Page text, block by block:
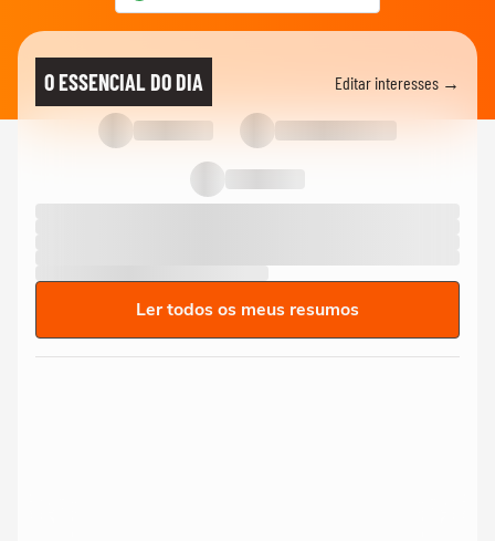
O ESSENCIAL DO DIA Editar interesses →
Ler todos os meus resumos